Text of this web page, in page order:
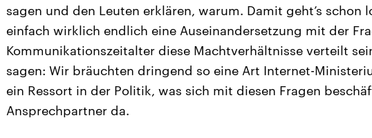
sagen und den Leuten erklären, warum. Damit geht’s schon
einfach wirklich endlich eine Auseinandersetzung mit der
Kommunikationszeitalter diese Machtverhältnisse verteilt
sagen: Wir bräuchten dringend so eine Art Internet-
ein Ressort in der Politik, was sich mit diesen Fragen
Ansprechpartner da.